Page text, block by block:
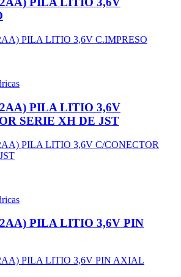
PILA LITIO 3,6V
SERIE XH DE JST
PILA LITIO 3,6V PIN